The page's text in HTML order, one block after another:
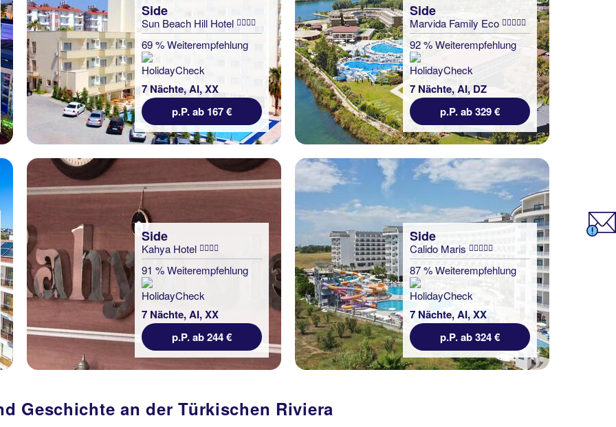
Side
Sun Beach Hill Hotel
69 % Weiterempfehlung
7 Nächte, AI, XX
p.P. ab 167 €
Side
Marvida Family Eco
92 % Weiterempfehlung
7 Nächte, AI, DZ
p.P. ab 329 €
Side
Kahya Hotel
91 % Weiterempfehlung
7 Nächte, AI, XX
p.P. ab 244 €
Side
Calido Maris
87 % Weiterempfehlung
7 Nächte, AI, XX
p.P. ab 324 €
Geschichte an der Türkischen Riviera